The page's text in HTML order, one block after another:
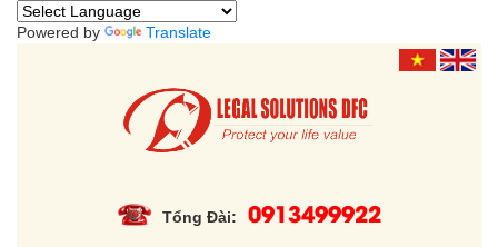
Powered by Translate
Tổng Đài: 0913499922